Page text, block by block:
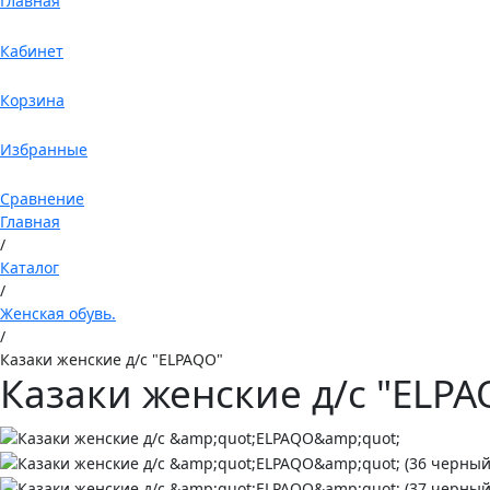
Кабинет
Корзина
Избранные
Сравнение
Главная
/
Каталог
/
Женская обувь.
/
Казаки женские д/с "ELPAQO"
Казаки женские д/с